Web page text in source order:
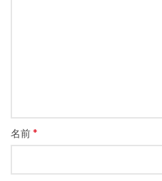
名前*